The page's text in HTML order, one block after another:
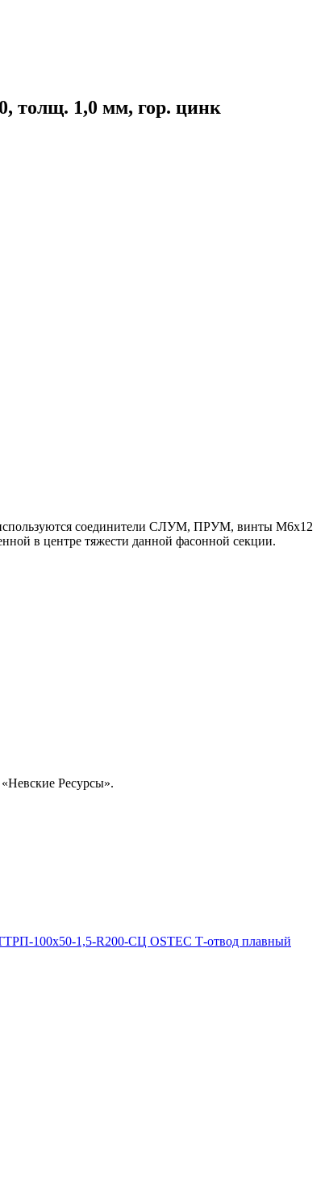
толщ. 1,0 мм, гор. цинк
используются соединители СЛУМ, ПРУМ, винты М6х12
в центре тяжести данной фасонной секции.
Ресурсы».
100х50-1,5-R200-СЦ OSTEC Т-отвод плавный